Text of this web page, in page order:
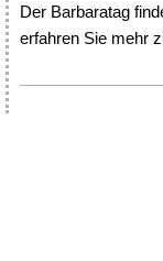
Der Barbaratag
erfahren Sie mehr